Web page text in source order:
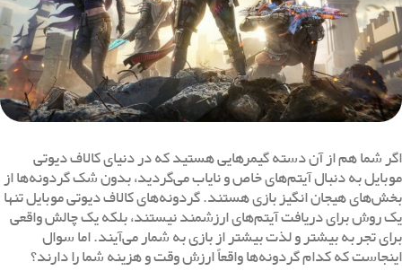
اگر شما هم از آن دسته گیمرهایی هستید که در دنیای کالاف دیوتی
موبایل به دنبال آیتم‌های خاص و نایاب می‌گردید، بدون شک گردونه‌ها از
بخش‌های هیجان انگیز بازی هستند. گردونه‌های کالاف دیوتی موبایل تنها
یک روش برای دریافت آیتم‌های ارزشمند نیستند، بلکه یک چالش واقعی
برای تجربه بیشتر و لذت بیشتر از بازی به شمار می‌آیند. اما سوال
اینجاست که کدام گردونه‌ها واقعاً ارزش وقت و هزینه شما را دارند؟